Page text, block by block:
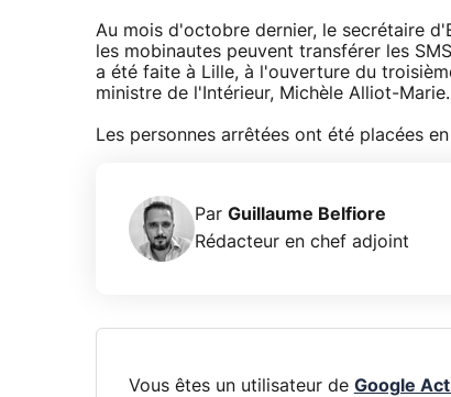
Au mois d'octobre dernier, le secrétaire
les mobinautes peuvent transférer les
a été faite à Lille, à l'ouverture du
ministre de l'Intérieur, Michèle Alliot-Marie.
Les personnes arrêtées ont été placées
Par Guillaume Belfiore
Rédacteur en chef adjoint
Vous êtes un utilisateur de Google